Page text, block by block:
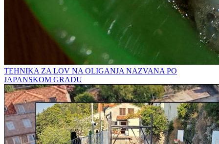
TEHNIKA ZA LOV NA OLIGANJA NAZVANA PO
JAPANSKOM GRADU